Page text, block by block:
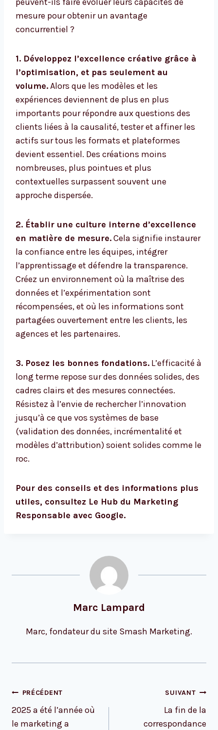
mesure pour obtenir un avantage
concurrentiel ?
1. Développez l’excellence créative grâce à
l’optimisation, et pas seulement au
volume.Alors que les modèles et les
expériences deviennent de plus en plus
importants pour répondre aux questions des
clients liées à la causalité, tester et affiner les
actifs sur tous les formats et plateformes
devient essentiel. Des créations moins
nombreuses, plus pointues et plus
contextuelles surpassent souvent une
approche dispersée.
2. Établir une culture interne d’excellence
en matière de mesure.Cela signifie instaurer
la confiance entre les équipes, intégrer
l’apprentissage et défendre la transparence.
Créez un environnement où la maîtrise des
données et l’expérimentation sont
récompensées, et où les informations sont
partagées ouvertement entre les clients, les
agences et les partenaires.
3. Posez les bonnes fondations. L’efficacité à
long terme repose sur des données solides, des
cadres clairs et des mesures connectées.
Résistez à l’envie de rechercher l’innovation
jusqu’à ce que vos systèmes de base
(validation des données, incrémentalité et
modèles d’attribution) soient solides comme le
roc.
Pour des conseils et des informations plus
utiles, consultez Le Hub du Marketing
Responsable avec Google.
Marc Lampard
Marc, fondateur du site Smash Marketing.
Navigation
l’article
PRÉCÉDENT
2025 a été l’année où
le marketing a
SUIVANT
La fin de la
correspondance